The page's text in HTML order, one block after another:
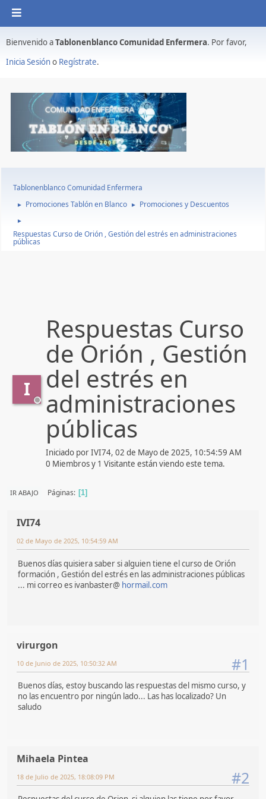
Bienvenido aTablonenblanco Comunidad Enfermera. Por favor,
Inicia Sesióno Regístrate.
Tablonenblanco Comunidad Enfermera
► Promociones Tablón en Blanco ► Promociones y Descuentos
►
Respuestas Curso de Orión , Gestión del estrés en administraciones
públicas
I
Respuestas Curso
de Orión , Gestión
del estrés en
administraciones
públicas
Iniciado por IVI74, 02 de Mayo de 2025, 10:54:59 AM
0 Miembros y 1 Visitante están viendo este tema.
IR ABAJO Páginas 1
IVI74
02 de Mayo de 2025, 10:54:59 AM
Buenos días quisiera saber si alguien tiene el curso de Orión
formación , Gestión del estrés en las administraciones públicas
... mi correo es ivanbaster@ hormail.com
virurgon
#1
10 de Junio de 2025, 10:50:32 AM
Buenos días, estoy buscando las respuestas del mismo curso, y
no las encuentro por ningún lado... Las has localizado? Un
saludo
Mihaela Pintea
#2
18 de Julio de 2025, 18:08:09 PM